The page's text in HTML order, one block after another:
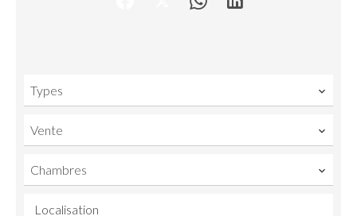
Types
Vente
Chambres
Localisation